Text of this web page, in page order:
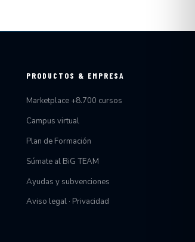
PRODUCTOS & EMPRESA
Marketplace +8.700 cursos
Campus virtual
Plan de Formación
Súmate al BiG TEAM
Ayudas y subvenciones
Aviso legal · Privacidad